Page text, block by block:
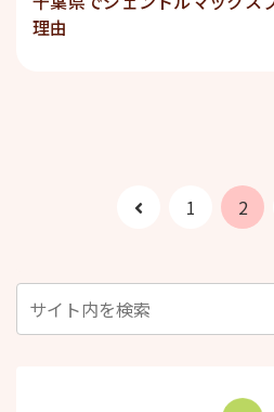
理由
前
1 2